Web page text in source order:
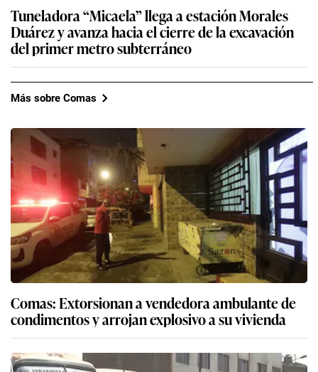
Tuneladora “Micaela” llega a estación Morales
Duárez y avanza hacia el cierre de la excavación
del primer metro subterráneo
Más sobre Comas
Comas: Extorsionan a vendedora ambulante de
condimentos y arrojan explosivo a su vivienda